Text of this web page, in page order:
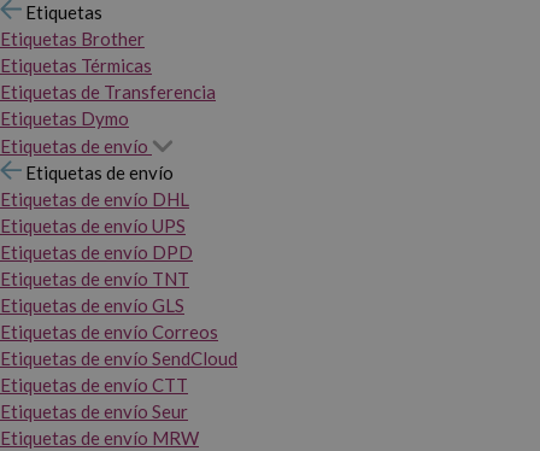
Etiquetas
Etiquetas Brother
Etiquetas Térmicas
Etiquetas de Transferencia
Etiquetas Dymo
Etiquetas de envío
Etiquetas de envío
Etiquetas de envío DHL
Etiquetas de envío UPS
Etiquetas de envío DPD
Etiquetas de envío TNT
Etiquetas de envío GLS
Etiquetas de envío Correos
Etiquetas de envío SendCloud
Etiquetas de envío CTT
Etiquetas de envío Seur
Etiquetas de envío MRW